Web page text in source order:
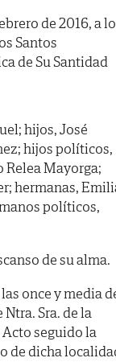
de 2016, a
Santos
de Su Santidad
hijos, José
hijos políticos,
Relea Mayorga;
hermanas,
políticos,
de su alma.
once y media
Sra. de la
seguido la
de dicha